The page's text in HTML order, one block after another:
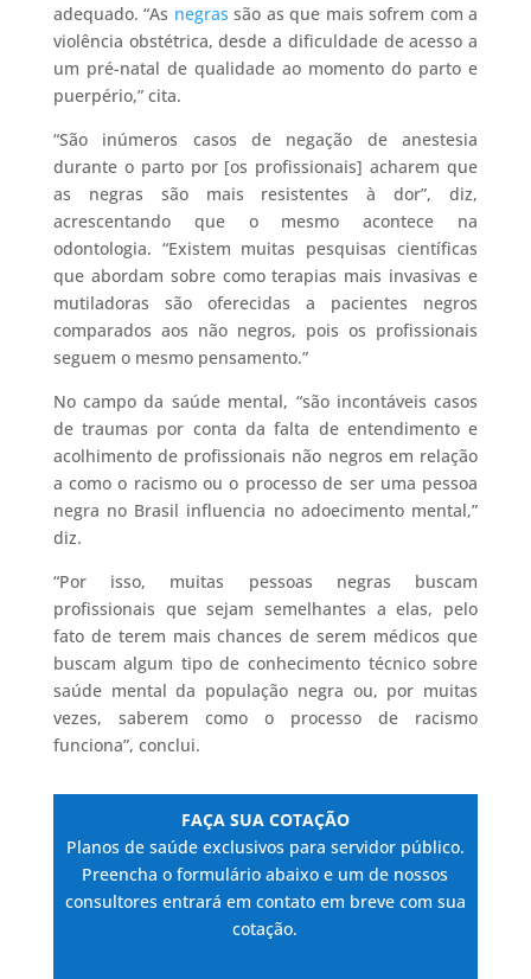
adequado. “As negras são as que mais sofrem com a
violência obstétrica, desde a dificuldade de acesso a
um pré-natal de qualidade ao momento do parto e
puerpério,” cita.
“São inúmeros casos de negação de anestesia
durante o parto por [os profissionais] acharem que
as negras são mais resistentes à dor”, diz,
acrescentando que o mesmo acontece na
odontologia. “Existem muitas pesquisas científicas
que abordam sobre como terapias mais invasivas e
mutiladoras são oferecidas a pacientes negros
comparados aos não negros, pois os profissionais
seguem o mesmo pensamento.”
No campo da saúde mental, “são incontáveis casos
de traumas por conta da falta de entendimento e
acolhimento de profissionais não negros em relação
a como o racismo ou o processo de ser uma pessoa
negra no Brasil influencia no adoecimento mental,”
diz.
“Por isso, muitas pessoas negras buscam
profissionais que sejam semelhantes a elas, pelo
fato de terem mais chances de serem médicos que
buscam algum tipo de conhecimento técnico sobre
saúde mental da população negra ou, por muitas
vezes, saberem como o processo de racismo
funciona”, conclui.
FAÇA SUA COTAÇÃO
Planos de saúde exclusivos para servidor público.
Preencha o formulário abaixo e um de nossos
consultores entrará em contato em breve com sua
cotação.